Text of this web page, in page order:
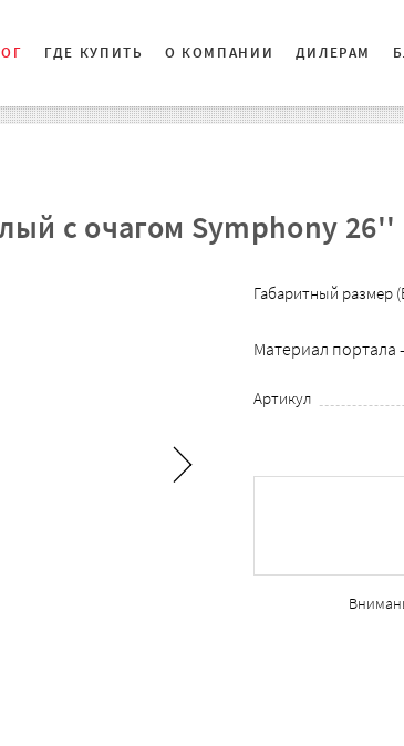
ГДЕ КУПИТЬ О КОМПАНИИ ДИЛЕРАМ
с очагом Symphony 26''
Габаритный размер
Материал портала
Артикул